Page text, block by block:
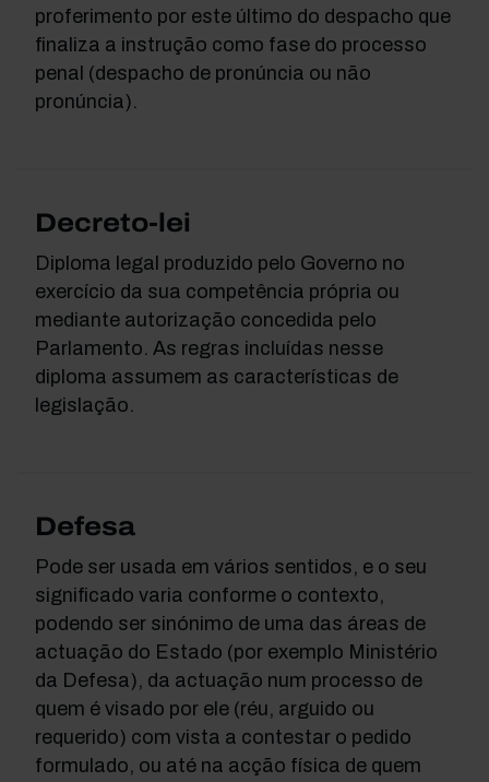
proferimento por este último do despacho que
finaliza a instrução como fase do processo
penal (despacho de pronúncia ou não
pronúncia).
Decreto-lei
Diploma legal produzido pelo Governo no
exercício da sua competência própria ou
mediante autorização concedida pelo
Parlamento. As regras incluídas nesse
diploma assumem as características de
legislação.
Defesa
Pode ser usada em vários sentidos, e o seu
significado varia conforme o contexto,
podendo ser sinónimo de uma das áreas de
actuação do Estado (por exemplo Ministério
da Defesa), da actuação num processo de
quem é visado por ele (réu, arguido ou
requerido) com vista a contestar o pedido
formulado, ou até na acção física de quem